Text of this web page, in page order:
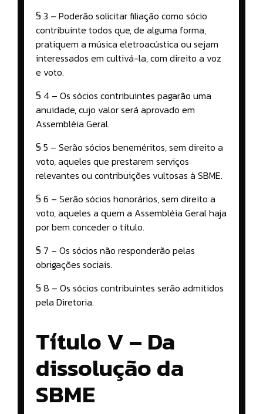
§ 3 – Poderão solicitar filiação como sócio
contribuinte todos que, de alguma forma,
pratiquem a música eletroacústica ou sejam
interessados em cultivá-la, com direito a voz
e voto.
§ 4 – Os sócios contribuintes pagarão uma
anuidade, cujo valor será aprovado em
Assembléia Geral.
§ 5 – Serão sócios beneméritos, sem direito a
voto, aqueles que prestarem serviços
relevantes ou contribuições vultosas à SBME.
§ 6 – Serão sócios honorários, sem direito a
voto, aqueles a quem a Assembléia Geral haja
por bem conceder o título.
§ 7 – Os sócios não responderão pelas
obrigações sociais.
§ 8 – Os sócios contribuintes serão admitidos
pela Diretoria.
Título V – Da
dissolução da
SBME